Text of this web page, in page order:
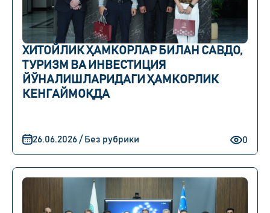
ХИТОЙЛИК ҲАМКОРЛАР БИЛАН САВДО,
ТУРИЗМ ВА ИНВЕСТИЦИЯ
ЙЎНАЛИШЛАРИДАГИ ҲАМКОРЛИК
КЕНГАЙМОҚДА
0
26.06.2026 / Без рубрики